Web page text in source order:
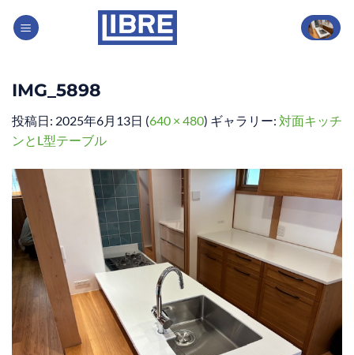
IMG_5898
投稿日: 2025年6月13日 (640 × 480) ギャラリー: 対面キッチ
ンとL型テーブル